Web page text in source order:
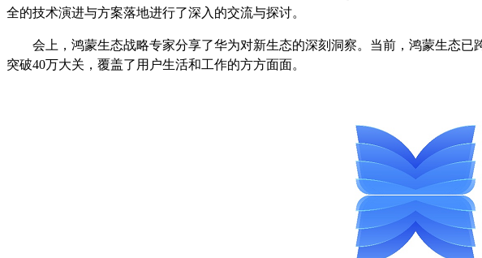
全的技术演进与方案落地进行了深入的交流与探讨。
会上，鸿蒙生态战略专家分享了华为对新生态的深刻洞察。当前，鸿蒙生态
突破40万大关，覆盖了用户生活和工作的方方面面。